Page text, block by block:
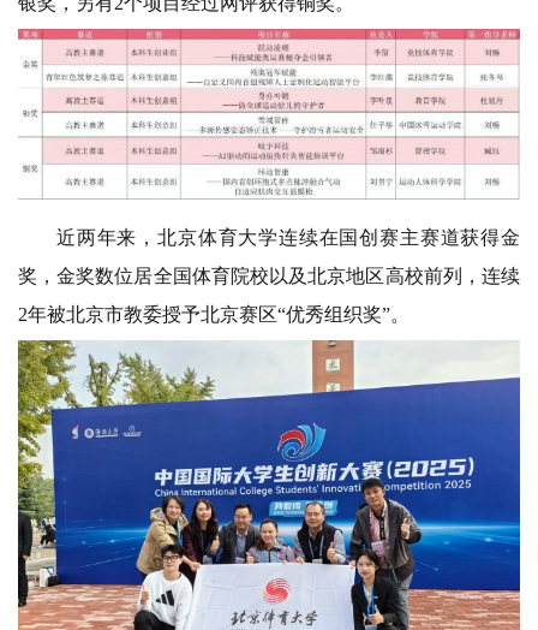
近两年来，北京体育大学连续在国创赛主赛道获得金
奖，金奖数位居全国体育院校 以及北京地区高校前列， 连续
2年被北京市教委授予北京赛区“优秀组织奖”。